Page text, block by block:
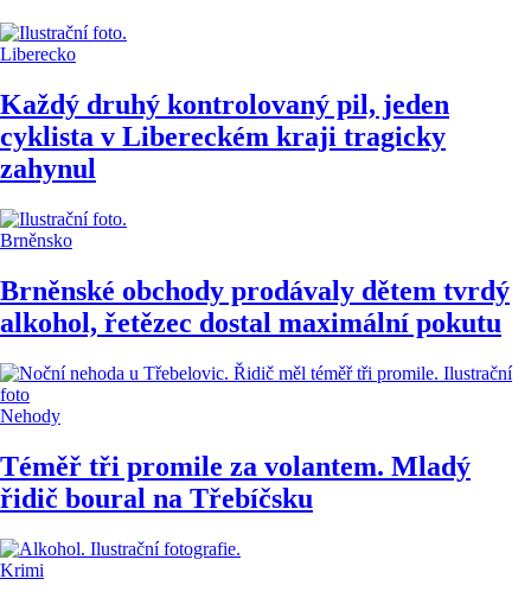
Liberecko
Každý druhý kontrolovaný pil, jeden
cyklista v Libereckém kraji tragicky
zahynul
Brněnsko
Brněnské obchody prodávaly dětem tvrdý
alkohol, řetězec dostal maximální pokutu
Nehody
Téměř tři promile za volantem. Mladý
řidič boural na Třebíčsku
Krimi